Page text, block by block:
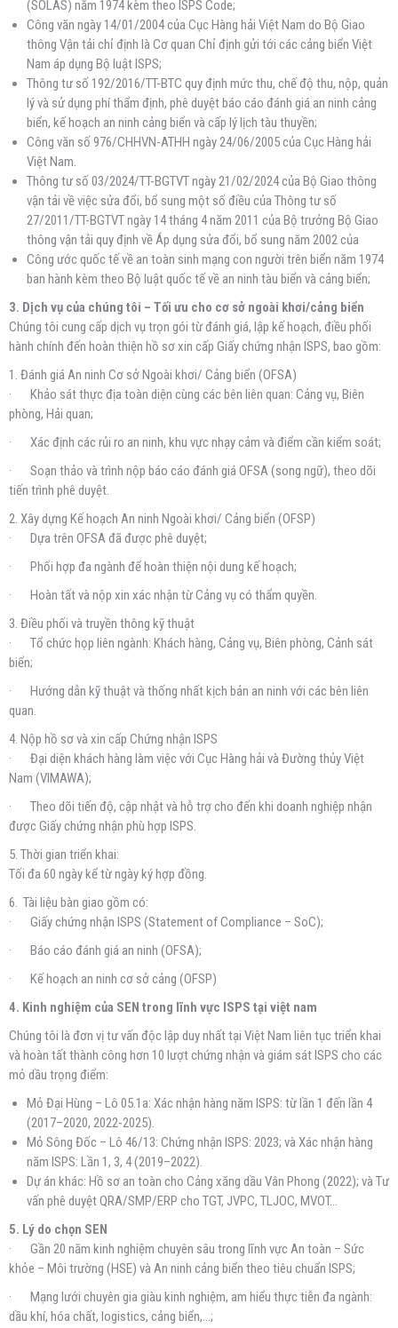
(SOLAS) năm 1974 kèm theo ISPS Code;
Công văn ngày 14/01/2004 của Cục Hàng hải Việt Nam do Bộ Giao
thông Vận tải chỉ định là Cơ quan Chỉ định gửi tới các cảng biển Việt
Nam áp dụng Bộ luật ISPS;
Thông tư số 192/2016/TT-BTC quy định mức thu, chế độ thu, nộp, quản
lý và sử dụng phí thẩm định, phê duyệt báo cáo đánh giá an ninh cảng
biển, kế hoạch an ninh cảng biển và cấp lý lịch tàu thuyền;
Công văn số 976/CHHVN-ATHH ngày 24/06/2005 của Cục Hàng hải
Việt Nam.
Thông tư số 03/2024/TT-BGTVT ngày 21/02/2024 của Bộ Giao thông
vận tải về việc sửa đổi, bổ sung một số điều của Thông tư số
27/2011/TT-BGTVT ngày 14 tháng 4 năm 2011 của Bộ trưởng Bộ Giao
thông vận tải quy định về Áp dụng sửa đổi, bổ sung năm 2002 của
Công ước quốc tế về an toàn sinh mạng con người trên biển năm 1974
ban hành kèm theo Bộ luật quốc tế về an ninh tàu biển và cảng biển;
3. Dịch vụ của chúng tôi – Tối ưu cho cơ sở ngoài khơi/cảng biển
Chúng tôi cung cấp dịch vụ trọn gói từ đánh giá, lập kế hoạch, điều phối
hành chính đến hoàn thiện hồ sơ xin cấp Giấy chứng nhận ISPS, bao gồm:
1. Đánh giá An ninh Cơ sở Ngoài khơi/ Cảng biển (OFSA)
· Khảo sát thực địa toàn diện cùng các bên liên quan: Cảng vụ, Biên
phòng, Hải quan;
· Xác định các rủi ro an ninh, khu vực nhạy cảm và điểm cần kiểm soát;
· Soạn thảo và trình nộp báo cáo đánh giá OFSA (song ngữ), theo dõi
tiến trình phê duyệt.
2. Xây dựng Kế hoạch An ninh Ngoài khơi/ Cảng biển (OFSP)
· Dựa trên OFSA đã được phê duyệt;
· Phối hợp đa ngành để hoàn thiện nội dung kế hoạch;
· Hoàn tất và nộp xin xác nhận từ Cảng vụ có thẩm quyền.
3. Điều phối và truyền thông kỹ thuật
· Tổ chức họp liên ngành: Khách hàng, Cảng vụ, Biên phòng, Cảnh sát
biển;
· Hướng dẫn kỹ thuật và thống nhất kịch bản an ninh với các bên liên
quan.
4. Nộp hồ sơ và xin cấp Chứng nhận ISPS
· Đại diện khách hàng làm việc với Cục Hàng hải và Đường thủy Việt
Nam (VIMAWA);
· Theo dõi tiến độ, cập nhật và hỗ trợ cho đến khi doanh nghiệp nhận
được Giấy chứng nhận phù hợp ISPS.
5. Thời gian triển khai:
Tối đa 60 ngày kể từ ngày ký hợp đồng.
6. Tài liệu bàn giao gồm có:
· Giấy chứng nhận ISPS (Statement of Compliance – SoC);
· Báo cáo đánh giá an ninh (OFSA);
· Kế hoạch an ninh cơ sở cảng (OFSP)
4. Kinh nghiệm của SEN trong lĩnh vực ISPS tại việt nam
Chúng tôi là đơn vị tư vấn độc lập duy nhất tại Việt Nam liên tục triển khai
và hoàn tất thành công hơn 10 lượt chứng nhận và giám sát ISPS cho các
mỏ dầu trọng điểm:
Mỏ Đại Hùng – Lô 05.1a: Xác nhận hàng năm ISPS: từ lần 1 đến lần 4
(2017–2020, 2022-2025).
Mỏ Sông Đốc – Lô 46/13: Chứng nhận ISPS: 2023; và Xác nhận hàng
năm ISPS: Lần 1, 3, 4 (2019–2022).
Dự án khác: Hồ sơ an toàn cho Cảng xăng dầu Vân Phong (2022); và Tư
vấn phê duyệt QRA/SMP/ERP cho TGT, JVPC, TLJOC, MVOT…
5. Lý do chọn SEN
· Gần 20 năm kinh nghiệm chuyên sâu trong lĩnh vực An toàn – Sức
khỏe – Môi trường (HSE) và An ninh cảng biển theo tiêu chuẩn ISPS;
· Mạng lưới chuyên gia giàu kinh nghiệm, am hiểu thực tiễn đa ngành:
dầu khí, hóa chất, logistics, cảng biển,…;